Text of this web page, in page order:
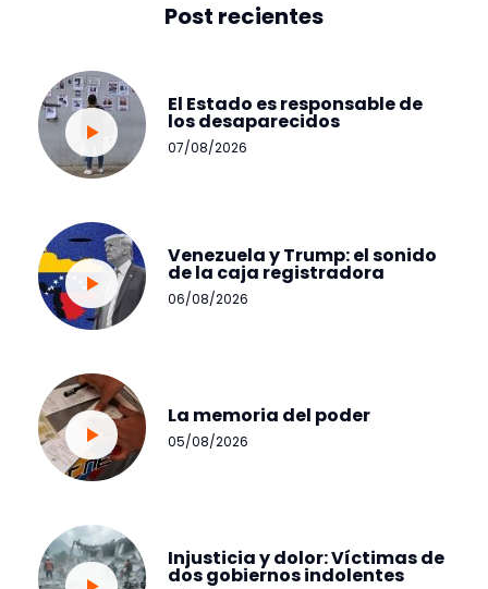
Post recientes
El Estado es responsable de
los desaparecidos
07/08/2026
Venezuela y Trump: el sonido
de la caja registradora
06/08/2026
La memoria del poder
05/08/2026
Injusticia y dolor: Víctimas de
dos gobiernos indolentes